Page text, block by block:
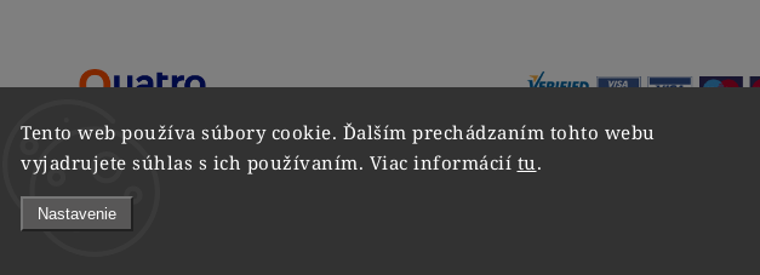
Tento web používa súbory cookie. Ďalším prechádzaním tohto webu
vyjadrujete súhlas s ich používaním. Viac informácií tu.
Nastavenie